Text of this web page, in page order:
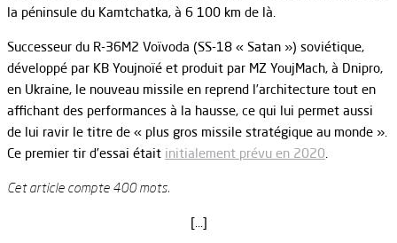
la péninsule du Kamtchatka, à 6 100 km de là.
Successeur du R-36M2 Voïvoda (SS-18 « Satan ») soviétique,
développé par KB Youjnoïé et produit par MZ YoujMach, à Dnipro,
en Ukraine, le nouveau missile en reprend l’architecture tout en
affichant des performances à la hausse, ce qui lui permet aussi
de lui ravir le titre de « plus gros missile stratégique au monde ».
Ce premier tir d’essai était initialement prévu en 2020
Cet article compte 400 mots.
[…]